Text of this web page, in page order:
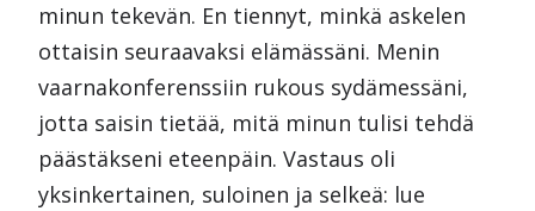
minun tekevän. En tiennyt, minkä askelen
ottaisin seuraavaksi elämässäni. Menin
vaarnakonferenssiin rukous sydämessäni,
jotta saisin tietää, mitä minun tulisi tehdä
päästäkseni eteenpäin. Vastaus oli
yksinkertainen, suloinen ja selkeä: lue